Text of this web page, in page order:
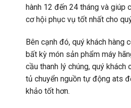
hành 12 đến 24 tháng và giúp
cơ hội phục vụ tốt nhất cho
Bên cạnh đó, quý khách hàng
bất kỳ món sản phẩm máy
cầu thanh lý chúng, quý khách
tủ chuyển nguồn tự động ats
khảo tốt hơn.